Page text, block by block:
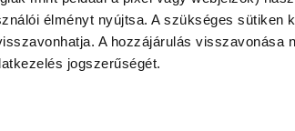
élményt nyújtsa. A szükséges sütiken
A hozzájárulás visszavonása
jogszerűségét.